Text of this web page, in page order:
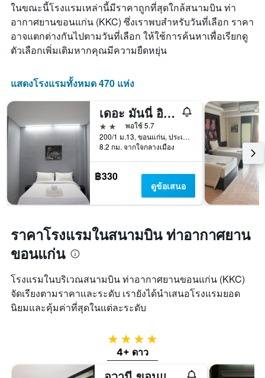
ของ
ห้อง
พัก
ในขณะนี้โรงแรมเหล่านี้มีราคาถูกที่สุดใกล้สนามบิน ท่า
อากาศยานขอนแก่น (KKC) ซึ่งเราพบสำหรับวันที่เลือก ราคา
อาจแตกต่างกันไปตามวันที่เลือก ให้ใช้การค้นหาเพื่อเรียกดู
ตัวเลือกเพิ่มเติมหากคุณมีความยืดหยุ่น
แสดงโรงแรมทั้งหมด 470 แห่ง
เดอะ มันนี่ อินน์
2 ดาว
พอใช้ 5.7
200/1 ม.13, ขอนแก่น, ประเทศไทย
8.2 กม. จากใจกลางเมือง
฿330
ดูข้อเสนอ
ราคาโรงแรมในสนามบิน ท่าอากาศยาน
ขอนแก่น
โรงแรมในบริเวณสนามบิน ท่าอากาศยานขอนแก่น (KKC)
จัดเรียงตามราคาและระดับ เรายังได้นำเสนอโรงแรมยอด
นิยมและคุ้มค่าที่สุดในแต่ละระดับ
4 ดาว
4+ ดาว